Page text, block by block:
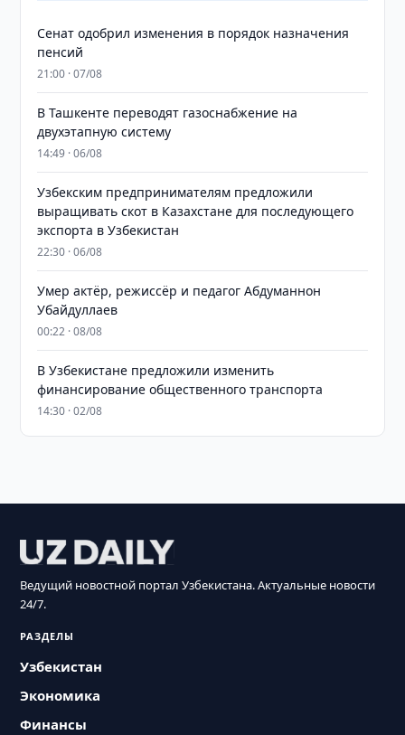
Сенат одобрил изменения в порядок назначения
пенсий
21:00 · 07/08
В Ташкенте переводят газоснабжение на
двухэтапную систему
14:49 · 06/08
Узбекским предпринимателям предложили
выращивать скот в Казахстане для последующего
экспорта в Узбекистан
22:30 · 06/08
Умер актёр, режиссёр и педагог Абдуманнон
Убайдуллаев
00:22 · 08/08
В Узбекистане предложили изменить
финансирование общественного транспорта
14:30 · 02/08
Ведущий новостной портал Узбекистана. Актуальные новости
24/7.
РАЗДЕЛЫ
Узбекистан
Экономика
Финансы